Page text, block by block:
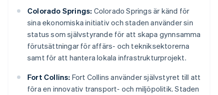
Colorado Springs: Colorado Springs är känd för
sina ekonomiska initiativ och staden använder sin
status som självstyrande för att skapa gynnsamma
förutsättningar för affärs- och tekniksektorerna
samt för att hantera lokala infrastrukturprojekt.
Fort Collins: Fort Collins använder självstyret till att
föra en innovativ transport- och miljöpolitik. Staden